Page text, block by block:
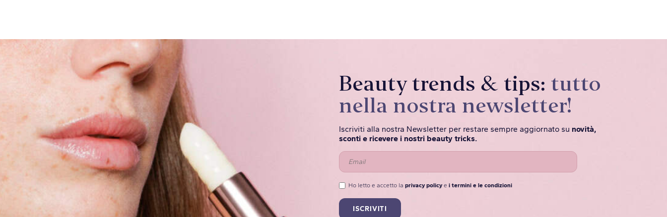
Beauty trends & tips: tutto
nella nostra newsletter!
Iscriviti alla nostra Newsletter per restare sempre aggiornato su novità,
sconti e ricevere i nostri beauty tricks.
Ho letto e accetto laprivacy policyei termini e le condizioni